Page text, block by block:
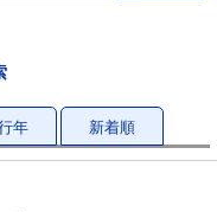
年 新着順